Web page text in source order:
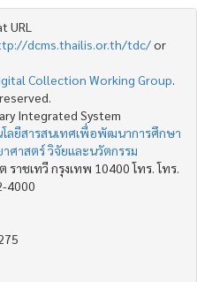
URL
dcms.thailis.or.th/tdc/or
Collection Working Group
Integrated System
ลยีสารสนเทศเพื่อพัฒนาการศึกษา
ศาสตร์ วิจัยและนวัตกรรม
าชเทวี กรุงเทพ 10400 โทร. โทร.
4000